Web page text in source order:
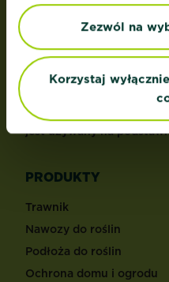
Zezwól na
Korzystaj
ADRES
Evergreen Garden Care
ul.Ostrobramska 101 A,
04-041 Warszawa,
Polska
Roundup® jest
jest używany na
PRODUKTY
Trawnik
Nawozy do roślin
Podłoża do roślin
Ochrona domu i ogrodu